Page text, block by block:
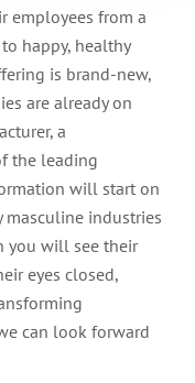
employees from a
happy, healthy
is brand-new,
are already on
a
the leading
will start on
masculine industries
you will see their
eyes closed,
can look forward